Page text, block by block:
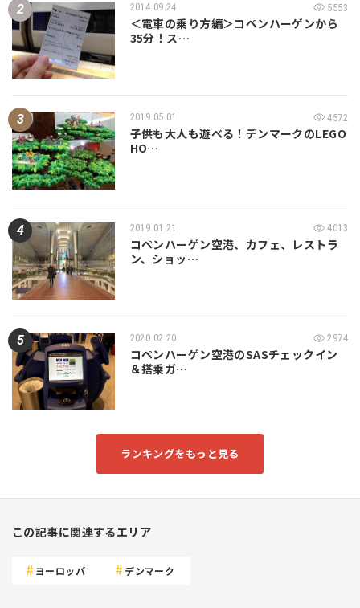
2014.09.24 5553
＜電車の乗り方編＞コペンハーゲンから
35分！ス…
2019.05.01 4572
子供も大人も遊べる！デンマークのLEGO
HO…
2019.01.21 4013
コペンハーゲン空港、カフェ、レストラ
ン、ショッ…
2020.02.20 2974
コペンハーゲン空港のSASチェックイン
＆搭乗ガ…
ランキングをもっと見る
この記事に関連するエリア
ヨーロッパ デンマーク